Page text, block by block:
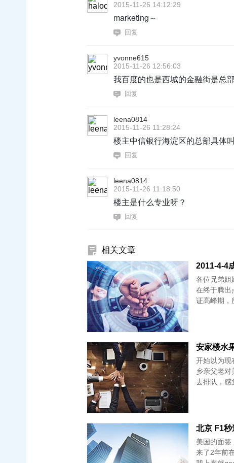
2015-11-26 14:12:29
marketing～
回复
yvonne615
2015-11-26 12:56:03
我百度的也是西城的金融街是总部
回复
leena0814
2015-11-26 11:28:24
楼主中信银行海淀区的总部具体
回复
leena0814
2015-11-26 11:18:50
楼主是什么专业呀？
回复
相关文章
2011-4-4
各位兄弟姐
在终于腾出
证高峰期，
安家楼水
开始以为现
乡亲父老
去排队，感
北京 F1秒
美国的面签
来了2年前